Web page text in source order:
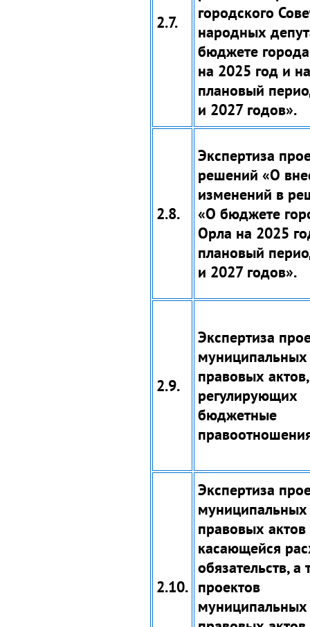
2.7.
городского
народных
бюджете
на 2025 год и на
плановый
и 2027 годов».
2.8.
Экспертиза
решений «О
изменений в
«О бюджете
Орла на 2025
плановый
и 2027 годов».
2.9.
Экспертиза
муниципальных
правовых актов,
регулирующих
бюджетные
2.10.
Экспертиза
муниципальных
правовых актов
касающейся
обязательств, а
проектов
муниципальных